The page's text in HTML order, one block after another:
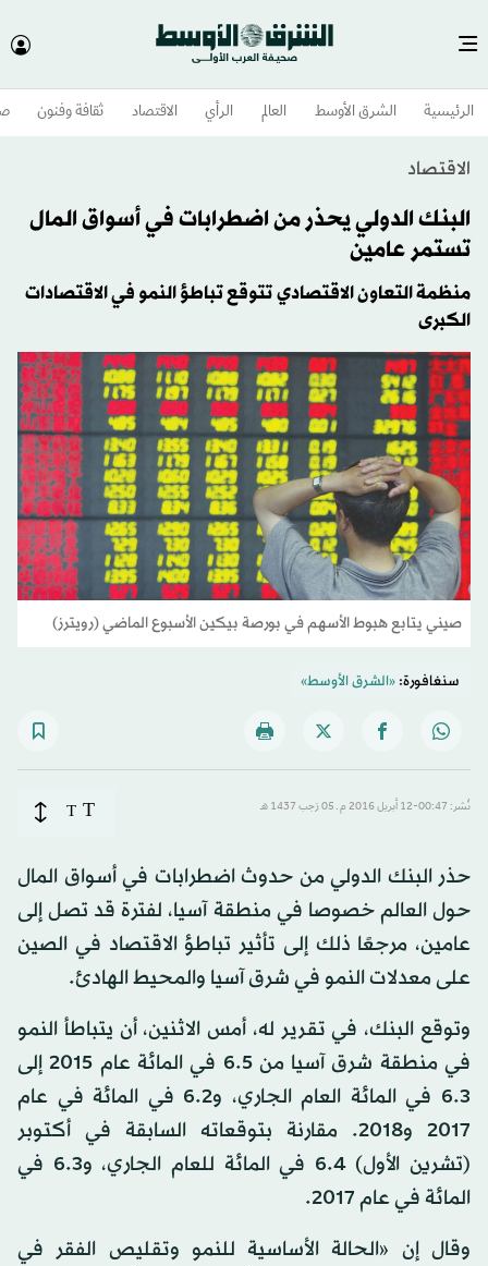
الرئيسية الشرق الأوسط​ العالم الرأي الاقتصاد ثقافة وفنون
الاقتصاد
البنك الدولي يحذر من اضطرابات في أسواق المال
تستمر عامين
منظمة التعاون الاقتصادي تتوقع تباطؤ النمو في الاقتصادات
الكبرى
صيني يتابع هبوط الأسهم في بورصة بيكين الأسبوع الماضي (رويترز)
سنغافورة:«الشرق الأوسط»
نُشر: 00:47-12 أبريل 2016 م ـ 05 رَجب 1437 هـ T
T
حذر البنك الدولي من حدوث اضطرابات في أسواق المال
حول العالم خصوصا في منطقة آسيا، لفترة قد تصل إلى
عامين، مرجعًا ذلك إلى تأثير تباطؤ الاقتصاد في الصين
على معدلات النمو في شرق آسيا والمحيط الهادئ.
وتوقع البنك، في تقرير له، أمس الاثنين، أن يتباطأ النمو
في منطقة شرق آسيا من 6.5 في المائة عام 2015 إلى
6.3 في المائة العام الجاري، و6.2 في المائة في عام
2017 و2018. مقارنة بتوقعاته السابقة في أكتوبر
(تشرين الأول) 6.4 في المائة للعام الجاري، و6.3 في
المائة في عام 2017.
وقال إن «الحالة الأساسية للنمو وتقليص الفقر في